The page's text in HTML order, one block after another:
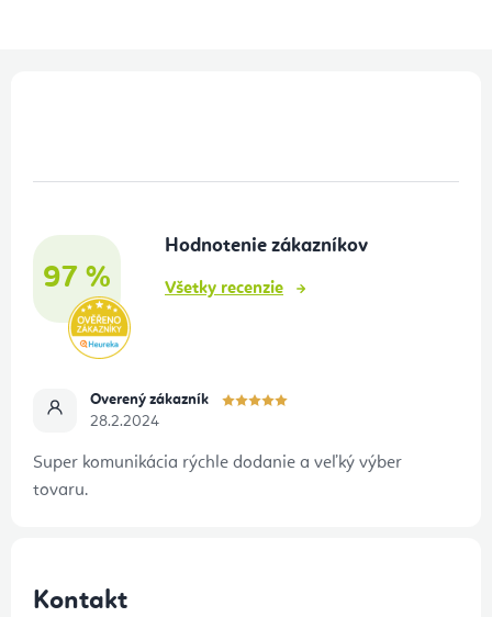
97 %
Hodnotenie zákazníkov
Všetky recenzie
Overený zákazník
28.2.2024
Super komunikácia rýchle dodanie a veľký výber
tovaru.
Kontakt